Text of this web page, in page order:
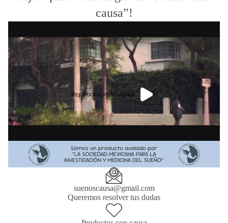
causa”!
Reproducir el video
suenoscausa@gmail.com
Queremos resolver tus dudas